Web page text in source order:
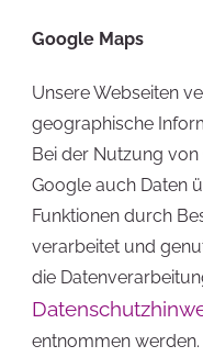
Google Maps
Unsere Webseiten
geographische
Bei der Nutzung
Google auch Daten
Funktionen durch
verarbeitet und
die
entnommen